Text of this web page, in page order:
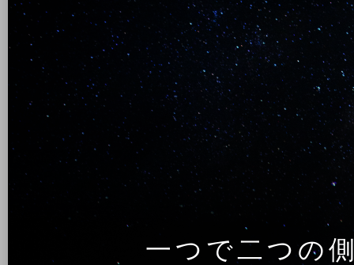
一つで二つの